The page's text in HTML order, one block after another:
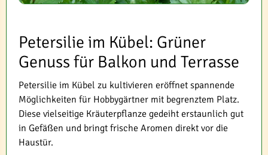
Petersilie im Kübel: Grüner
Genuss für Balkon und Terrasse
Petersilie im Kübel zu kultivieren eröffnet spannende
Möglichkeiten für Hobbygärtner mit begrenztem Platz.
Diese vielseitige Kräuterpflanze gedeiht erstaunlich gut
in Gefäßen und bringt frische Aromen direkt vor die
Haustür.